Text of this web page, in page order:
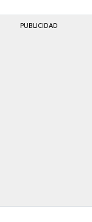
PUBLICIDAD